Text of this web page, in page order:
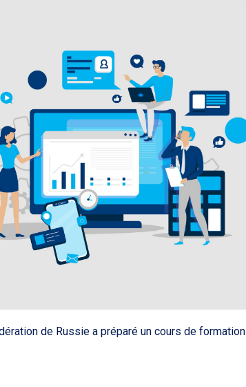
de Russie a préparé un cours de